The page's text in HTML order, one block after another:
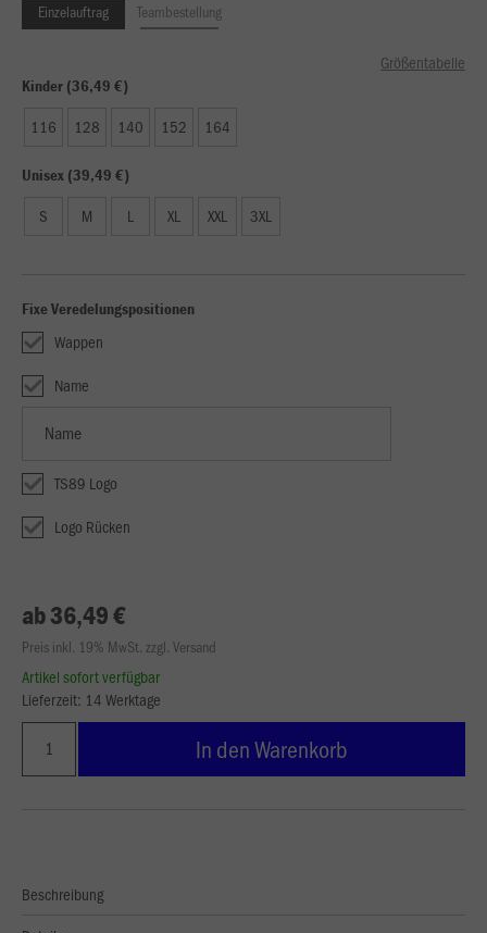
Einzelauftrag Teambestellung
Größentabelle
Kinder (36,49 €)
116 128 140 152 164
Unisex (39,49 €)
S M L XL XXL 3XL
Fixe Veredelungspositionen
Wappen
Name
TS89 Logo
Logo Rücken
ab 36,49 €
Preis inkl. 19% MwSt. zzgl. Versand
Artikel sofort verfügbar
Lieferzeit: 14 Werktage
In den Warenkorb
Beschreibung